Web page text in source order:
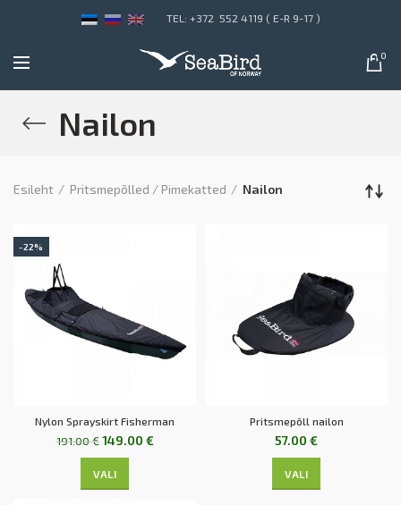
TEL: +372 552 4119 ( E-R 9-17 )
0
Nailon
Esileht Pritsmepõlled / Pimekatted Nailon
-22%
Nylon Sprayskirt Fisherman
191.00€ 149.00 €
VALI
Pritsmepõll nailon
57.00 €
VALI